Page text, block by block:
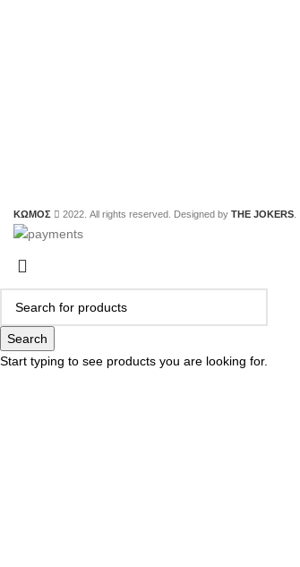
ΚΩΜΟΣ 2022. All rights reserved. Designed by THE JOKERS
Search
Start typing to see products you are looking for.